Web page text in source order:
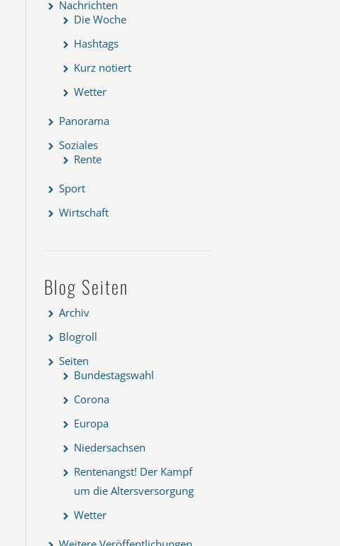
Nachrichten
Die Woche
Hashtags
Kurz notiert
Wetter
Panorama
Soziales
Rente
Sport
Wirtschaft
Blog Seiten
Archiv
Blogroll
Seiten
Bundestagswahl
Corona
Europa
Niedersachsen
Rentenangst! Der Kampf
um die Altersversorgung
Wetter